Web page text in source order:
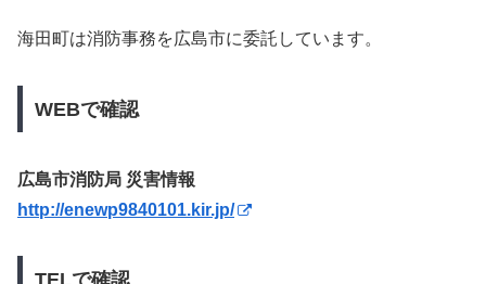
海田町は消防事務を広島市に委託しています。
WEBで確認
広島市消防局 災害情報
http://enewp9840101.kir.jp/